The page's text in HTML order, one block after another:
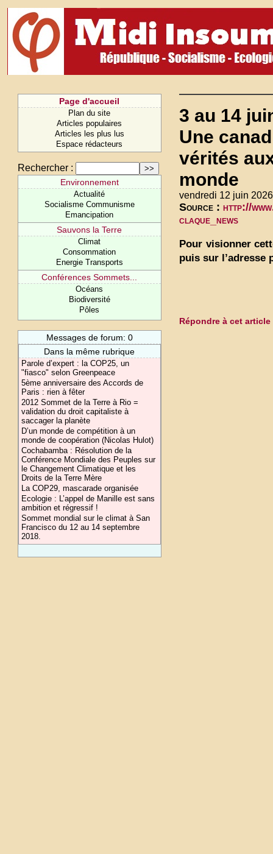
Page d'accueil
Plan du site
Articles populaires
Articles les plus lus
Espace rédacteurs
Rechercher :
Environnement
Actualité
Socialisme Communisme
Emancipation
Sauvons la Terre
Climat
Consommation
Energie Transports
Conférences Sommets...
Océans
Biodiversité
Pôles
Messages de forum: 0
Dans la même rubrique
Parole d’expert : la COP25, un
"fiasco" selon Greenpeace
5ème anniversaire des Accords de
Paris : rien à fêter
2012 Sommet de la Terre à Rio =
validation du droit capitaliste à
saccager la planète
D’un monde de compétition à un
monde de coopération (Nicolas Hulot)
Cochabamba : Résolution de la
Conférence Mondiale des Peuples sur
le Changement Climatique et les
Droits de la Terre Mère
La COP29, mascarade organisée
Ecologie : L’appel de Manille est sans
ambition et régressif !
Sommet mondial sur le climat à San
Francisco du 12 au 14 septembre
2018.
3 au 14
Une
vérités
monde
vendredi 12 juin
Source : http://
claque_news
Pour visionner
puis sur l’adresse
Répondre à cet article